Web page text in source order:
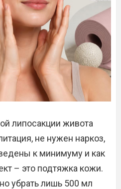
липосакции живота
не нужен наркоз,
к минимуму и как
– это подтяжка кожи.
убрать лишь 500 мл